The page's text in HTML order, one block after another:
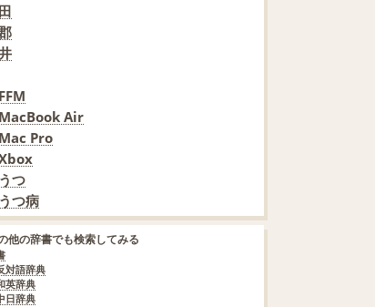
Air
Pro
つ
つ病
他の辞書でも検索してみる
対語辞典
英辞典
日辞典